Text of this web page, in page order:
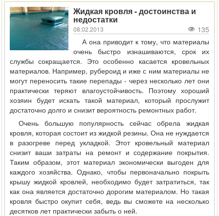
значительную
деформацию.
Жидкая кровля - достоинства и
недостатки
08.02.2013
135
А она приводит к тому, что материалы
очень быстро изнашиваются, срок их
службы сокращается. Это особенно касается кровельных
материалов. Например, рубероид и иже с ним материалы не
могут переносить такие перепады - через несколько лет они
практически теряют влагоустойчивость. Поэтому хороший
хозяин будет искать такой материал, который прослужит
достаточно долго и снизит вероятность ремонтных работ.
Очень большую популярность сейчас обрела жидкая
кровля, которая состоит из жидкой резины. Она не нуждается
в разогреве перед укладкой. Этот кровельный материал
снизит ваши затраты на ремонт и содержание покрытия.
Таким образом, этот материал экономически выгоден для
каждого хозяйства. Однако, чтобы первоначально покрыть
крышу жидкой кровлей, необходимо будет затратиться, так
как она является достаточно дорогим материалом. Но такая
кровля быстро окупит себя, ведь вы сможете на несколько
десятков лет практически забыть о ней.